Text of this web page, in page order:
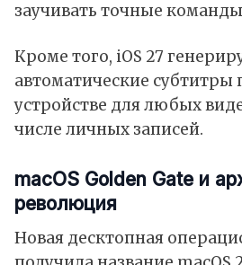
заучивать точные
Кроме того, iOS 27
автоматические субтитры
устройстве для любых
числе личных записей.
macOS Golden Gate и
революция
Новая десктопная